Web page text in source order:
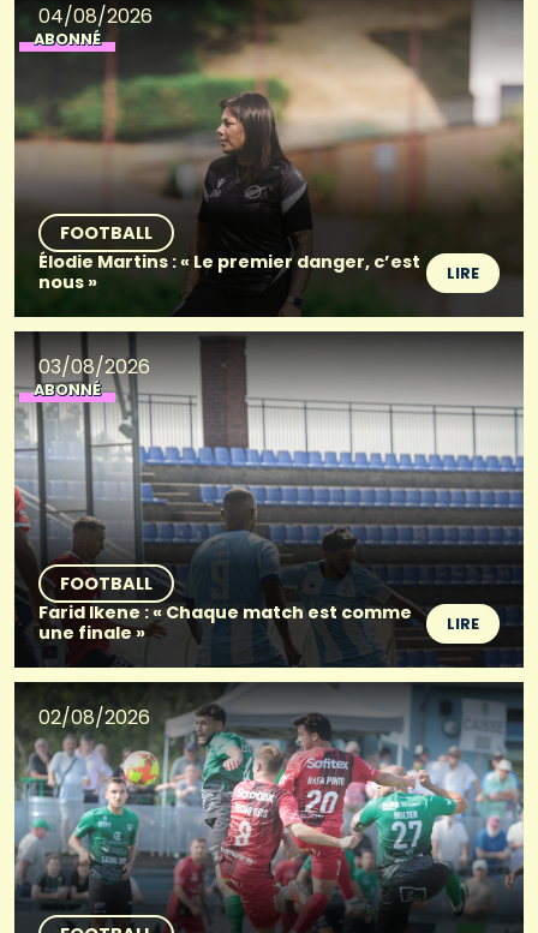
04/08/2026
ABONNÉ
FOOTBALL
Élodie Martins : « Le premier danger, c’est
nous »
LIRE
03/08/2026
ABONNÉ
FOOTBALL
Farid Ikene : « Chaque match est comme
une finale »
LIRE
02/08/2026